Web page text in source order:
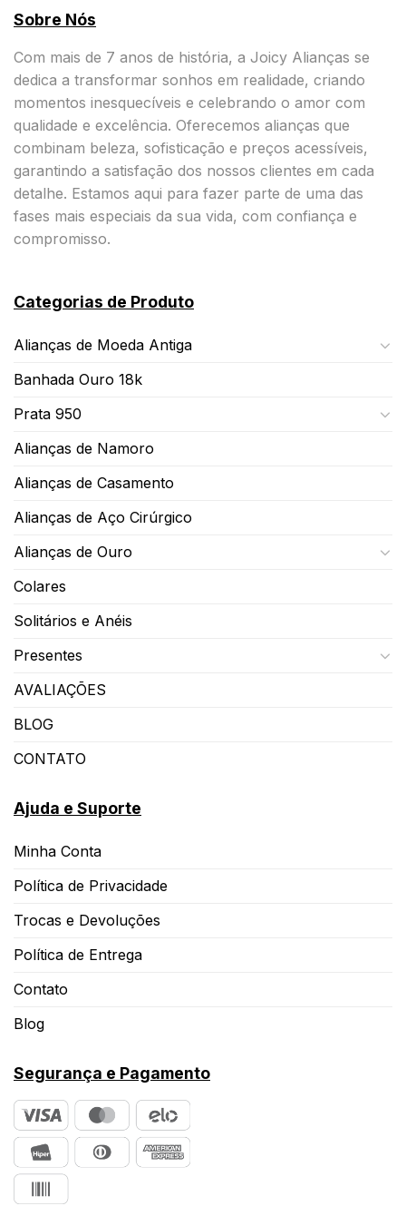
Sobre Nós
Com mais de 7 anos de história, a Joicy Alianças se
dedica a transformar sonhos em realidade, criando
momentos inesquecíveis e celebrando o amor com
qualidade e excelência. Oferecemos alianças que
combinam beleza, sofisticação e preços acessíveis,
garantindo a satisfação dos nossos clientes em cada
detalhe. Estamos aqui para fazer parte de uma das
fases mais especiais da sua vida, com confiança e
compromisso.
Categorias de Produto
Alianças de Moeda Antiga
Banhada Ouro 18k
Prata 950
Alianças de Namoro
Alianças de Casamento
Alianças de Aço Cirúrgico
Alianças de Ouro
Colares
Solitários e Anéis
Presentes
AVALIAÇÕES
BLOG
CONTATO
Ajuda e Suporte
Minha Conta
Política de Privacidade
Trocas e Devoluções
Política de Entrega
Contato
Blog
Segurança e Pagamento